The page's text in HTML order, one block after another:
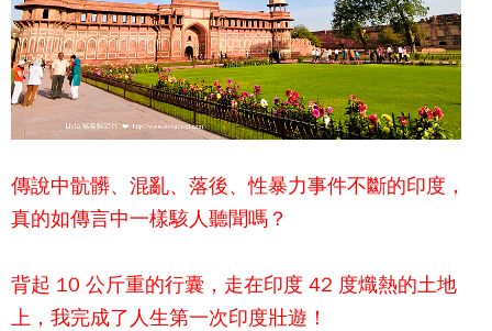
傳說中骯髒、混亂、落後、性暴力事件不斷的印度，
真的如傳言中一樣駭人聽聞嗎？
背起 10 公斤重的行囊，走在印度 42 度熾熱的土地
上，我完成了人生第一次印度壯遊！